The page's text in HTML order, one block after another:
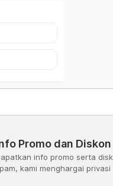
Promo dan
info promo serta
kami menghargai privasi